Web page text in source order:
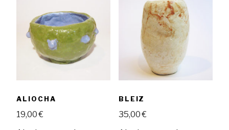
ALIOCHA
19,00€
BLEIZ
35,00€